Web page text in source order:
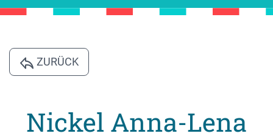
ZURÜCK
Nickel Anna-Lena